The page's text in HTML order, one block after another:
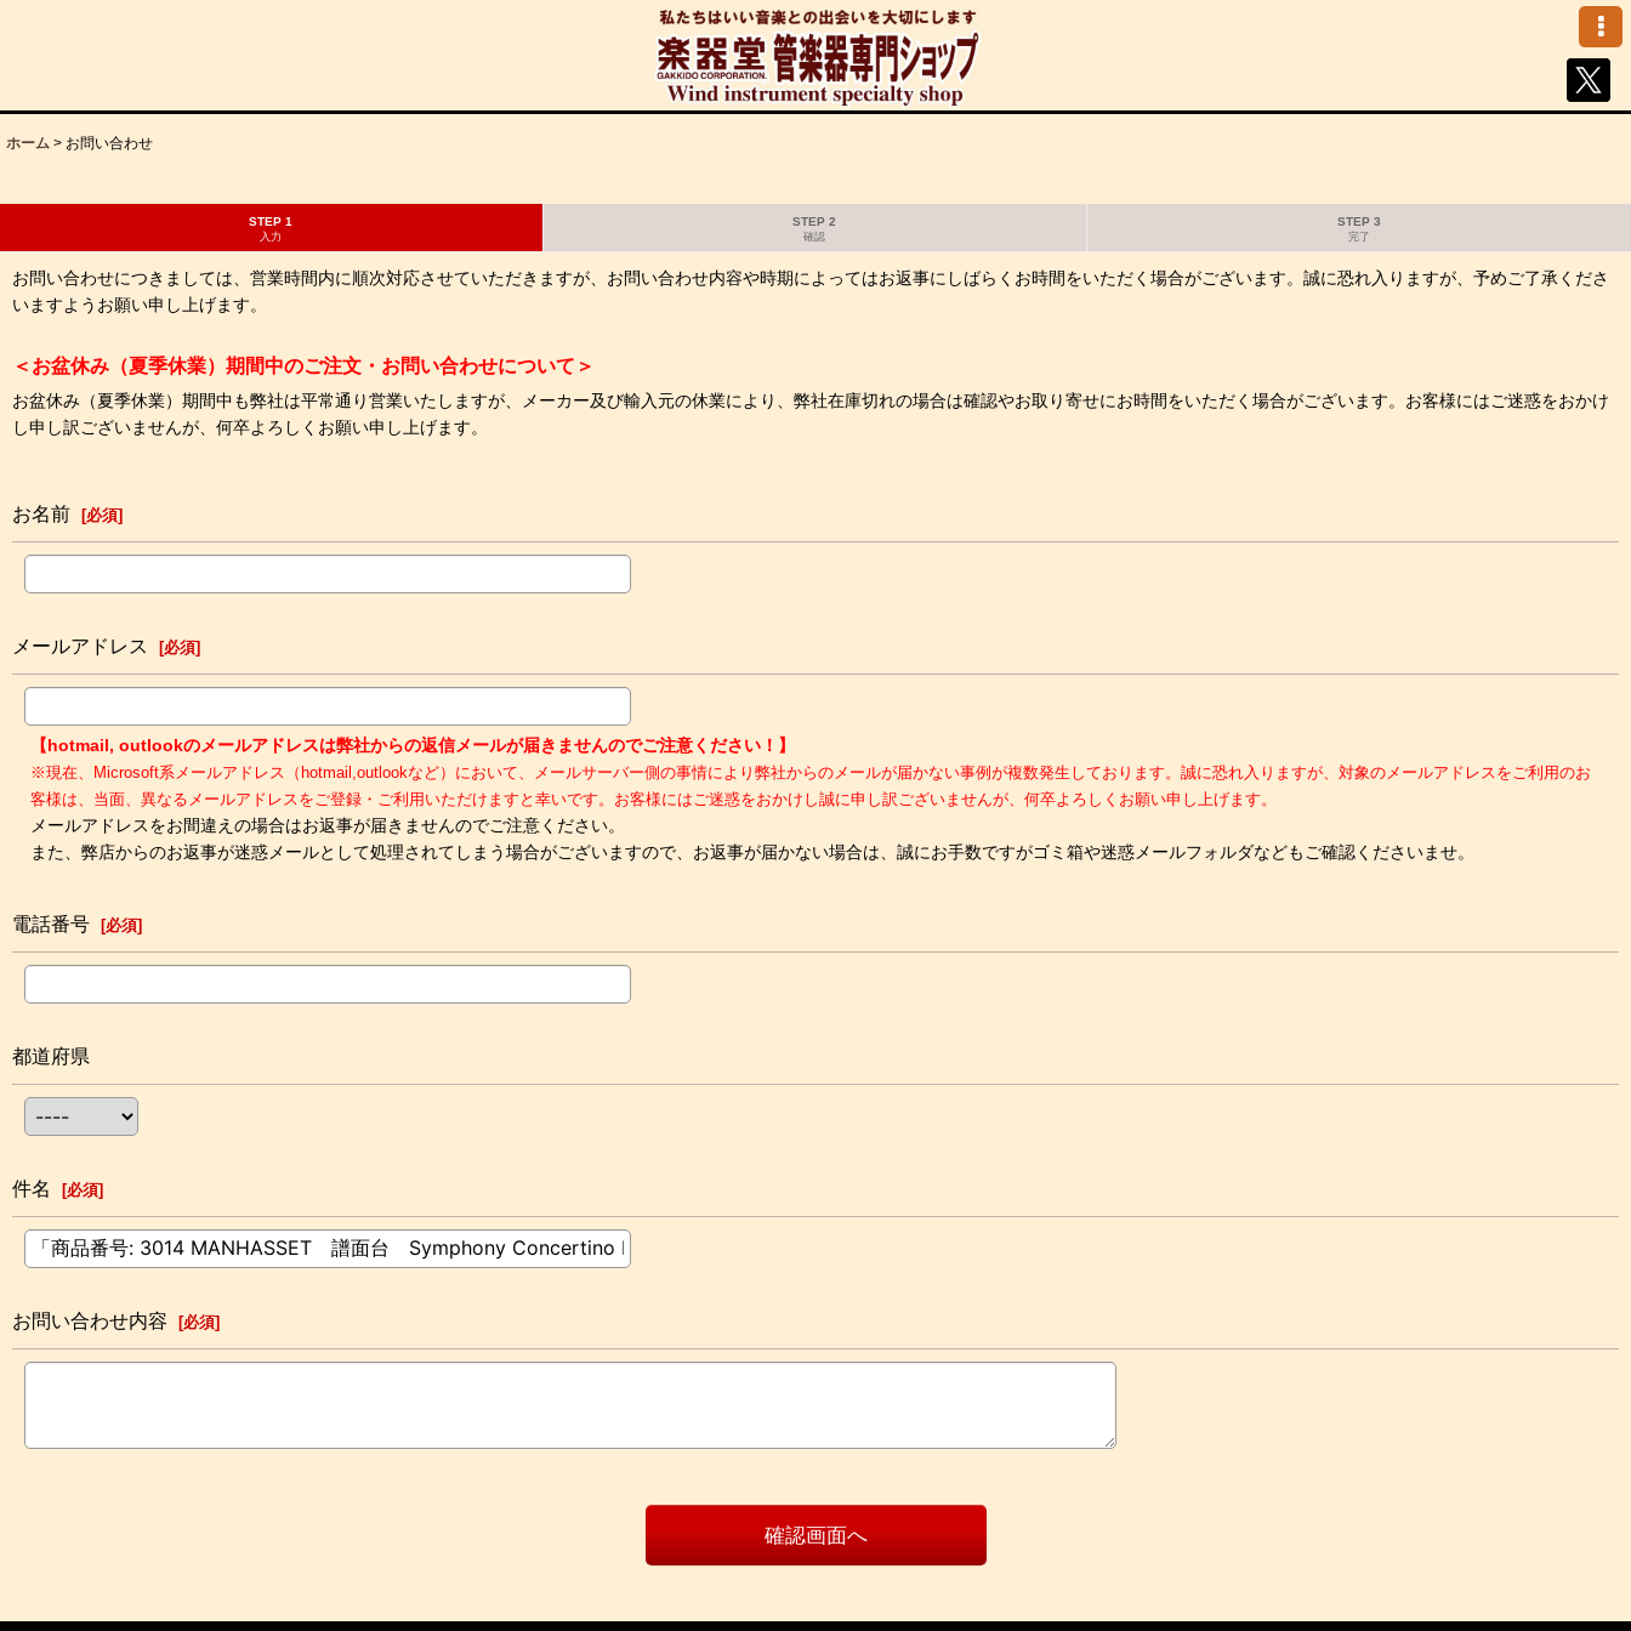
ホーム > お問い合わせ
STEP 1
入力
STEP 2
確認
STEP 3
完了
お問い合わせにつきましては、営業時間内に順次対応させていただきますが、お問い合わせ内容や時期によってはお返事にしばらくお時間をいただく場合がございます。誠に恐れ入りますが、予めご了承くださ
いますようお願い申し上げます。
＜お盆休み（夏季休業）期間中のご注文・お問い合わせについて＞
お盆休み（夏季休業）期間中も弊社は平常通り営業いたしますが、メーカー及び輸入元の休業により、弊社在庫切れの場合は確認やお取り寄せにお時間をいただく場合がございます。お客様にはご迷惑をおかけ
し申し訳ございませんが、何卒よろしくお願い申し上げます。
お名前 [必須]
メールアドレス [必須]
【hotmail, outlookのメールアドレスは弊社からの返信メールが届きませんのでご注意ください！】
※現在、Microsoft系メールアドレス（hotmail,outlookなど）において、メールサーバー側の事情により弊社からのメールが届かない事例が複数発生しております。誠に恐れ入りますが、対象のメールアドレスをご利用のお
客様は、当面、異なるメールアドレスをご登録・ご利用いただけますと幸いです。お客様にはご迷惑をおかけし誠に申し訳ございませんが、何卒よろしくお願い申し上げます。
メールアドレスをお間違えの場合はお返事が届きませんのでご注意ください。
また、弊店からのお返事が迷惑メールとして処理されてしまう場合がございますので、お返事が届かない場合は、誠にお手数ですがゴミ箱や迷惑メールフォルダなどもご確認くださいませ。
電話番号 [必須]
都道府県
件名 [必須]
お問い合わせ内容 [必須]
確認画面へ